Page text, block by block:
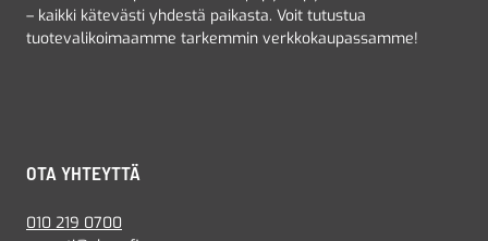
– kaikki kätevästi yhdestä paikasta. Voit tutustua
tuotevalikoimaamme tarkemmin verkkokaupassamme!
OTA YHTEYTTÄ
010 219 0700